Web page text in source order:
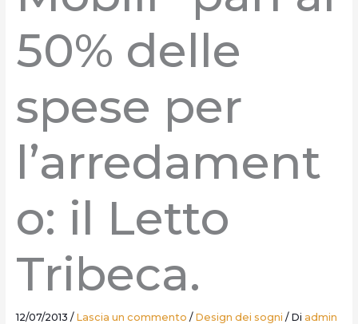
50% delle
spese per
l’arredament
o: il Letto
Tribeca.
12/07/2013 / Lascia un commento / Design dei sogni / Di admin